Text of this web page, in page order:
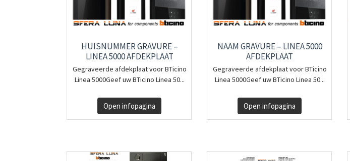
HUISNUMMER GRAVURE –
LINEA 5000 AFDEKPLAAT
Gegraveerde afdekplaat voor BTicino
Linea 5000Geef uw BTicino Linea 50...
Open infopagina
NAAM GRAVURE – LINEA 5000
AFDEKPLAAT
Gegraveerde afdekplaat voor BTicino
Linea 5000Geef uw BTicino Linea 50...
Open infopagina